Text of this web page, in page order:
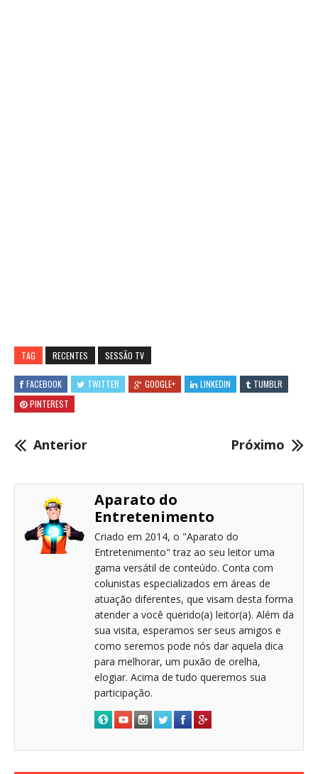
TAG RECENTES SESSÃO TV
FACEBOOK TWITTER GOOGLE+ LINKEDIN
TUMBLR
PINTEREST
Anterior Próximo
Aparato do
Entretenimento
Criado em 2014, o "Aparato do
Entretenimento" traz ao seu leitor uma
gama versátil de conteúdo. Conta com
colunistas especializados em áreas de
atuação diferentes, que visam desta forma
atender a você querido(a) leitor(a). Além da
sua visita, esperamos ser seus amigos e
como seremos pode nós dar aquela dica
para melhorar, um puxão de orelha,
elogiar. Acima de tudo queremos sua
participação.